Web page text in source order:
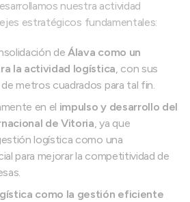
nuestra actividad
estratégicos fundamentales:
de Álava como un
la actividad logística, con sus
metros cuadrados para tal fin.
en el impulso y desarrollo del
de Vitoria, ya que
logística como una
para mejorar la competitividad de
como la gestión eficiente